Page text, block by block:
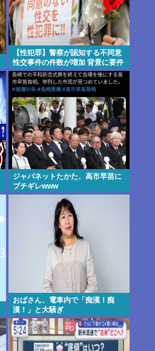
【性犯罪】警察が認知する不同意
性交事件の件数が増加 背景に要件
追加の法改正
ジャパネットたかた、高市早苗に
ブチギレwww
おばさん、電車内で「痴漢！痴
漢！」と大騒ぎ